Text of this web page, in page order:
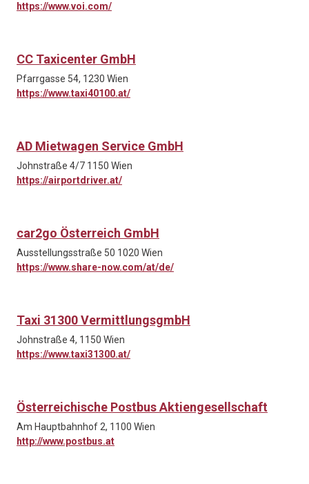
https://www.voi.com/
CC Taxicenter GmbH
Pfarrgasse 54, 1230 Wien
https://www.taxi40100.at/
AD Mietwagen Service GmbH
Johnstraße 4/7 1150 Wien
https://airportdriver.at/
car2go Österreich GmbH
Ausstellungsstraße 50 1020 Wien
https://www.share-now.com/at/de/
Taxi 31300 VermittlungsgmbH
Johnstraße 4, 1150 Wien
https://www.taxi31300.at/
Österreichische Postbus Aktiengesellschaft
Am Hauptbahnhof 2, 1100 Wien
http://www.postbus.at